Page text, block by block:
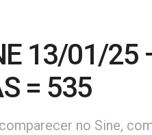
13/01/25
= 535
no Sine,